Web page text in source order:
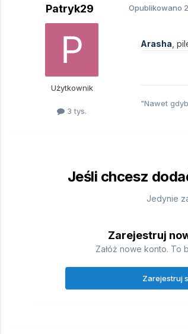
Patryk29
Użytkownik
3 tys.
Opublikowano
Arasha ,
"Nawet
Jeśli chcesz
Jedynie
Zarejestruj
Załóż nowe konto. To
Zarejestruj